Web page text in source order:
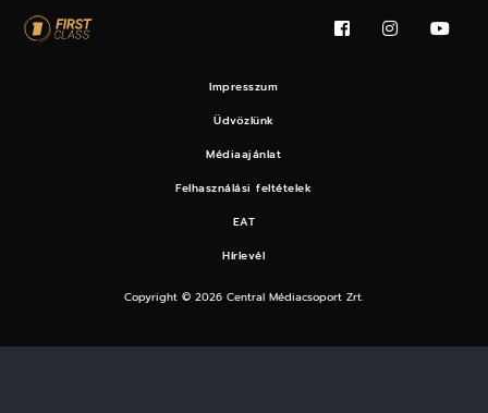
Impresszum
Üdvözlünk
Médiaajánlat
Felhasználási feltételek
EAT
Hírlevél
Copyright © 2026 Central Médiacsoport Zrt.